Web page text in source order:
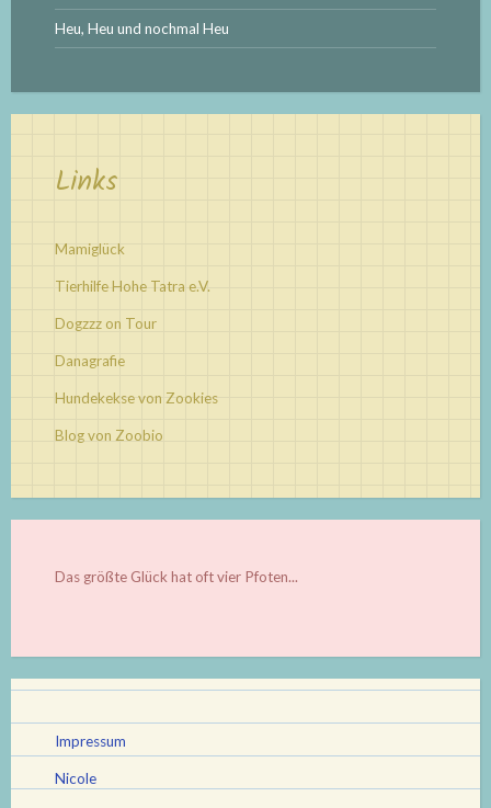
Heu, Heu und nochmal Heu
Links
Mamiglück
Tierhilfe Hohe Tatra e.V.
Dogzzz on Tour
Danagrafie
Hundekekse von Zookies
Blog von Zoobio
Das größte Glück hat oft vier Pfoten...
Impressum
Nicole